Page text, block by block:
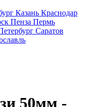
Казань Краснодар
Пенза Пермь
Саратов
50мм -